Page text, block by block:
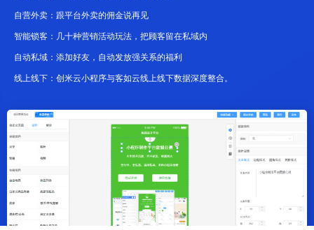
自营外卖：跟平台外卖的佣金说再见
智能锁客：几十种营销活动玩法，把顾客留在私域内
自动私域：添加好友，自动发放强关系的福利
线上线下：创米云小程序与客如云线上线下数据深度整合。